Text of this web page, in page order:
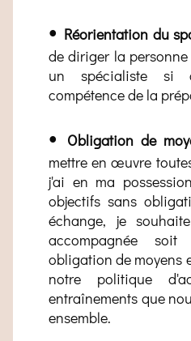
• Réorientation du
de diriger la
un spécialiste
compétence de la
• Obligation de
mettre en œuvre
j'ai en ma
objectifs sans
échange, je
accompagnée
obligation de moyens
notre politique
entraînements que
ensemble.